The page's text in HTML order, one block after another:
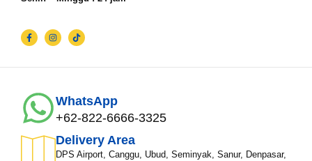
WhatsApp
+62-822-6666-3325
Delivery Area
DPS Airport, Canggu, Ubud, Seminyak, Sanur, Denpasar,